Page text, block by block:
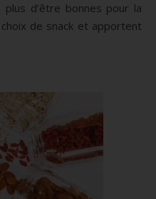
d’être bonnes pour la
de snack et apportent